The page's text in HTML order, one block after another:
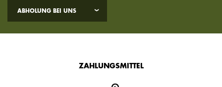
ABHOLUNG BEI UNS
ZAHLUNGSMITTEL